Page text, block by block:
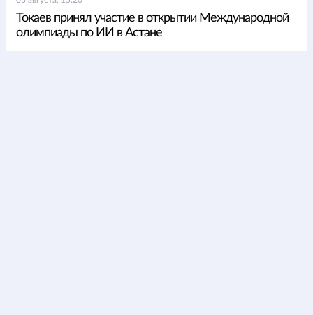
Токаев принял участие в открытии Международной
олимпиады по ИИ в Астане